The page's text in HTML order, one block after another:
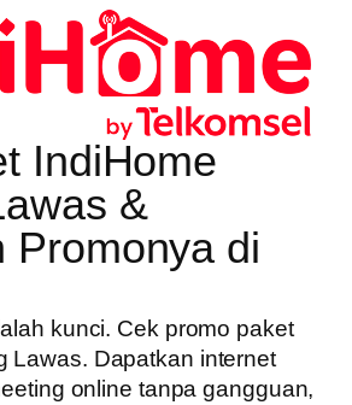
IndiHome
&
Promonya di
kunci. Cek promo paket
Lawas. Dapatkan internet
online tanpa gangguan,